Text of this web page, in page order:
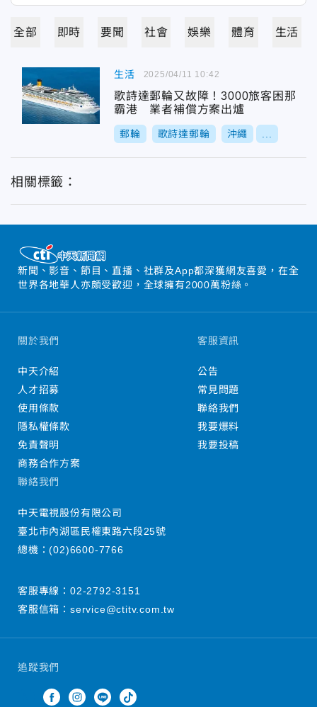
全部 即時 要聞 社會 娛樂 體育 生活
生活
歌詩達郵輪又故障！3000旅客困那
霸港 業者補償方案出爐
郵輪 歌詩達郵輪 沖繩
2025/04/11 10:42
相關標籤：
新聞、影音、節目、直播、社群及App都深獲網友喜愛，在全
世界各地華人亦頗受歡迎，全球擁有2000萬粉絲。
追蹤我們
關於我們
中天介紹
人才招募
使用條款
隱私權條款
免責聲明
商務合作方案
客服資訊
公告
常見問題
聯絡我們
我要爆料
我要投稿
聯絡我們
中天電視股份有限公司
臺北市內湖區民權東路六段25號
總機：(02)6600-7766
客服專線： 02-2792-3151
客服信箱： service@ctitv.com.tw